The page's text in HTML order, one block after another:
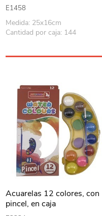
E1458
Medida: 25x16cm
Cantidad por caja: 144
Acuarelas 12 colores, con
pincel, en caja